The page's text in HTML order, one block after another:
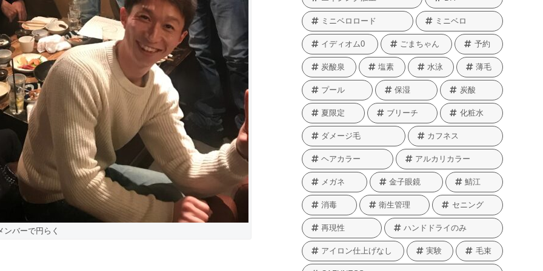
ンバーで円らく
ミニベロロード ミニベロ
イディオム0 ごまちゃん 予約
炭酸泉 塩素 水泳 薄毛
プール 保湿 炭酸
夏限定 ブリーチ 化粧水
ダメージ毛 カフネス
ヘアカラー アルカリカラー
メガネ 金子眼鏡 鯖江
消毒 衛生管理 セニング
再現性 ハンドドライのみ
アイロン仕上げなし 実験 毛束